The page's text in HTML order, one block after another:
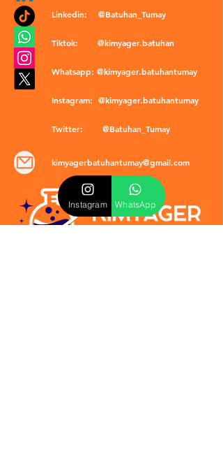
Linkedin: @Batuhan_Tumay
Tiktok: @kimyager.batuhan
Whatsapp: @kimyager.batuhantumay
Instagram: @kimyager.batuhantumay
Twitter: @Batuhan_Tumay
kimyagerbatuhantumay@gmail.com
Instagram WhatsApp